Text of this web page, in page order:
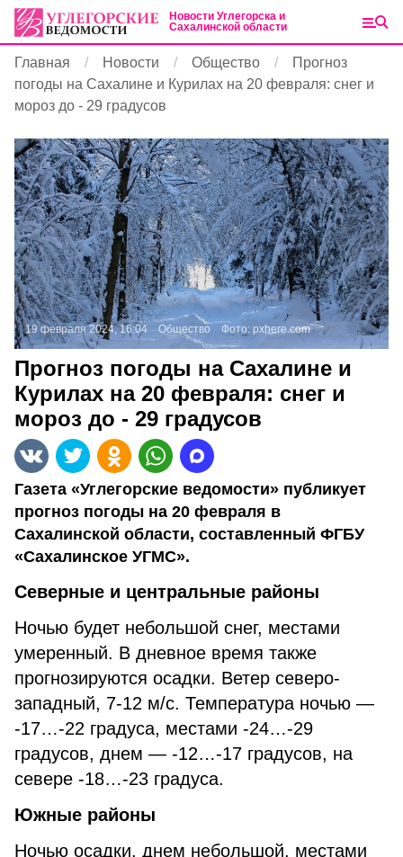
Новости Углегорска и
Сахалинской области
Главная Новости Общество
Прогноз
погоды на Сахалине и Курилах на 20 февраля: снег и
мороз до - 29 градусов
19 февраля 2024, 16:04 Общество Фото: pxhere.com
Прогноз погоды на Сахалине и
Курилах на 20 февраля: снег и
мороз до - 29 градусов
Газета «Углегорские ведомости» публикует
прогноз погоды на 20 февраля в
Сахалинской области, составленный ФГБУ
«Сахалинское УГМС».
Северные и центральные районы
Ночью будет небольшой снег, местами
умеренный. В дневное время также
прогнозируются осадки. Ветер северо-
западный, 7-12 м/с. Температура ночью —
-17…-22 градуса, местами -24…-29
градусов, днем — -12…-17 градусов, на
севере -18…-23 градуса.
Южные районы
Ночью осадки, днем небольшой, местами